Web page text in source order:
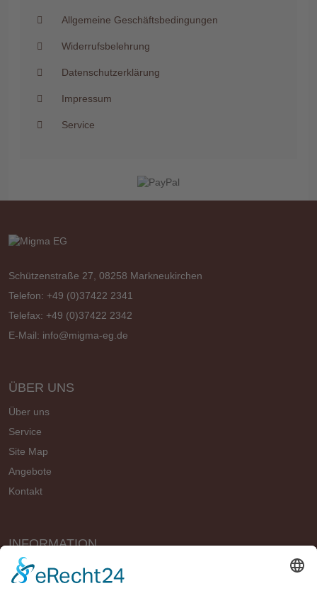
Allgemeine Geschäftsbedingungen
Widerrufsbelehrung
Datenschutzerklärung
Impressum
Service
Schützenstraße 27, 08258 Markneukirchen
Telefon: +49 (0)37422 2341
Telefax: +49 (0)37422 2342
E-Mail: info@migma-eg.de
ÜBER UNS
Über uns
Service
Site Map
Angebote
Kontakt
INFORMATION
Vertrag widerrufen